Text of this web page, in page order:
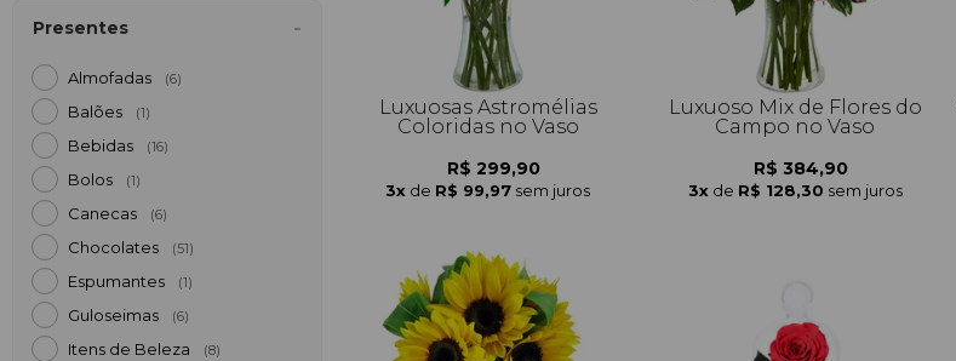
Presentes
Almofadas (6)
Balões (1)
Bebidas (16)
Bolos (1)
Canecas (6)
Chocolates (51)
Espumantes (1)
Guloseimas (6)
Itens de Beleza (8)
Luxuosas Astromélias
Coloridas no Vaso
R$ 299,90
3x de R$ 99,97 sem juros
Luxuoso Mix de Flores do
Campo no Vaso
R$ 384,90
3x de R$ 128,30 sem juros